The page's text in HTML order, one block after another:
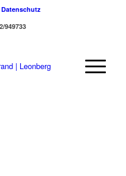
Datenschutz
949733